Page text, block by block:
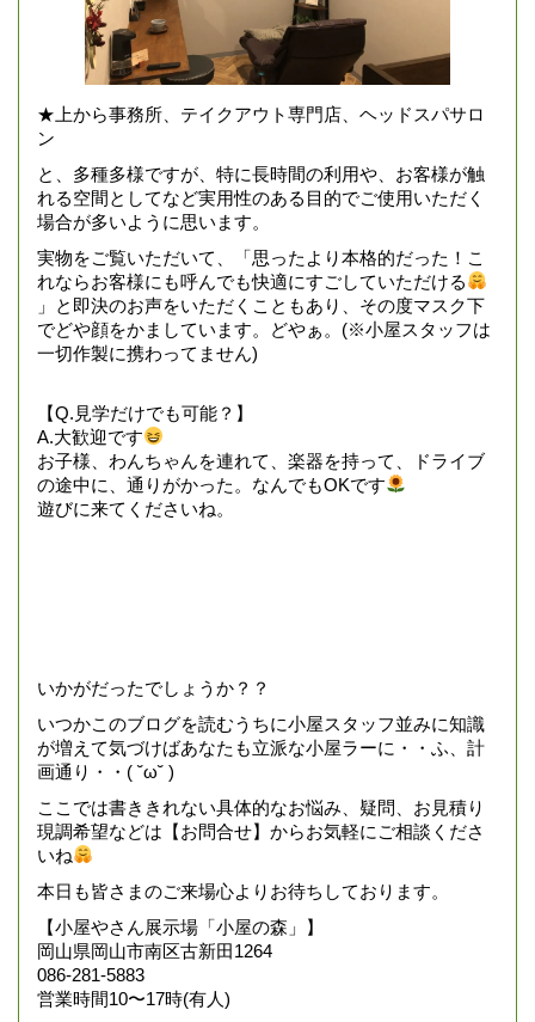
★上から事務所、テイクアウト専門店、ヘッドスパサロ
ン
と、多種多様ですが、特に長時間の利用や、お客様が触
れる空間としてなど実用性のある目的でご使用いただく
場合が多いように思います。
実物をご覧いただいて、「思ったより本格的だった！こ
れならお客様にも呼んでも快適にすごしていただける
」と即決のお声をいただくこともあり、その度マスク下
でどや顔をかましています。どやぁ。(※小屋スタッフは
一切作製に携わってません)
【Q.見学だけでも可能？】
A.大歓迎です
お子様、わんちゃんを連れて、楽器を持って、ドライブ
の途中に、通りがかった。なんでもOKです
遊びに来てくださいね。
いかがだったでしょうか？？
いつかこのブログを読むうちに小屋スタッフ並みに知識
が増えて気づけばあなたも立派な小屋ラーに・・ふ、計
画通り・・( ˘ω˘ )
ここでは書ききれない具体的なお悩み、疑問、お見積り
現調希望などは【お問合せ】からお気軽にご相談くださ
いね
本日も皆さまのご来場心よりお待ちしております。
【小屋やさん展示場「小屋の森」】
岡山県岡山市南区古新田1264
086-281-5883
営業時間10〜17時(有人)